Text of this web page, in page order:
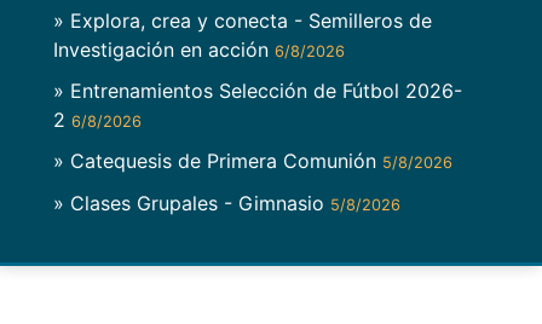
» Explora, crea y conecta - Semilleros de
Investigación en acción 6/8/2026
» Entrenamientos Selección de Fútbol 2026-
2 6/8/2026
» Catequesis de Primera Comunión 5/8/2026
» Clases Grupales - Gimnasio 5/8/2026